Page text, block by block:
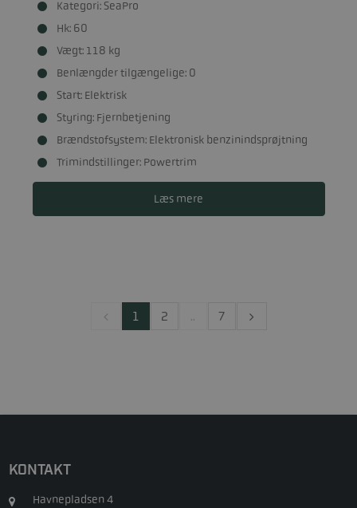
Kategori: SeaPro
Hk: 60
Vægt: 118 kg
Benlængder tilgængelige: 0
Start: Elektrisk
Styring: Fjernbetjening
Brændstofsystem: Elektronisk benzinindsprøjtning
Trimindstillinger: Powertrim
Læs mere
1 2 .. 7
KONTAKT
Havnepladsen 4